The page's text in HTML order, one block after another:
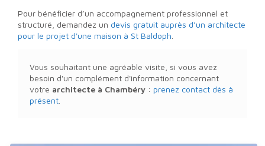
Pour bénéficier d’un accompagnement professionnel et
structuré, demandez un devis gratuit auprès d’un architecte
pour le projet d'une maison à St Baldoph
Vous souhaitant une agréable visite, si vous avez
besoin d'un complément d'information concernant
votre architecte à Chambéry : prenez contact dès à
présent